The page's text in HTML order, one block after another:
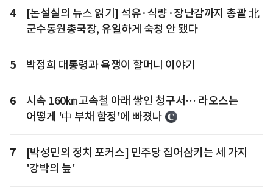
4
[논설실의 뉴스 읽기] 석유·식량·장난감까지 총괄 北
군수동원총국장, 유일하게 숙청 안 됐다
5 박정희 대통령과 욕쟁이 할머니 이야기
6
시속 160㎞ 고속철 아래 쌓인 청구서… 라오스는
어떻게 '中 부채 함정'에 빠졌나
7
[박성민의 정치 포커스] 민주당 집어삼키는 세 가지
'강박의 늪'